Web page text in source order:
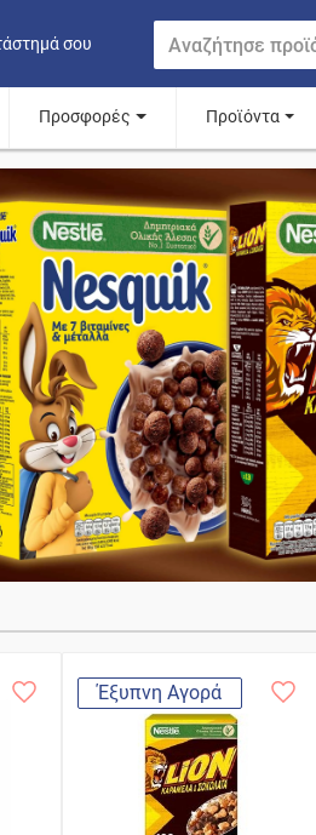
σου
Προσφορές Προϊόντα
Έξυπνη Αγορά